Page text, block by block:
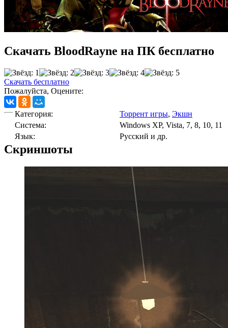
Скачать BloodRayne на ПК бесплатно
Скачать бесплатно
Пожалуйста, Оцените:
Категория: Торрент игры, Экшн
Cистема:
Windows XP, Vista, 7, 8, 10, 11
Язык:
Русский и др.
Скриншоты